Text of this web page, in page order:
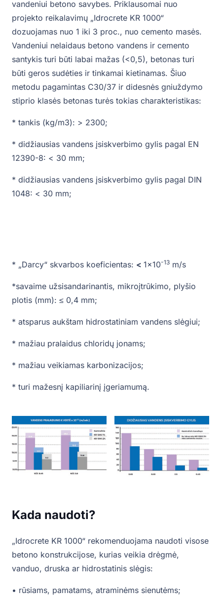
vandeniui betono savybes. Priklausomai nuo
projekto reikalavimų „Idrocrete KR 1000“
dozuojamas nuo 1 iki 3 proc., nuo cemento masės.
Vandeniui nelaidaus betono vandens ir cemento
santykis turi būti labai mažas (<0,5), betonas turi
būti geros sudėties ir tinkamai kietinamas. Šiuo
metodu pagamintas C30/37 ir didesnės gniuždymo
stiprio klasės betonas turės tokias charakteristikas:
* tankis (kg/m3): > 2300;
* didžiausias vandens įsiskverbimo gylis pagal EN
12390-8: < 30 mm;
* didžiausias vandens įsiskverbimo gylis pagal DIN
1048: < 30 mm;
* „Darcy“ skvarbos koeficientas: < 1×10-13 m/s
*savaime užsisandarinantis, mikroįtrūkimo, plyšio
plotis (mm): ≤ 0,4 mm;
* atsparus aukštam hidrostatiniam vandens slėgiui;
* mažiau pralaidus chloridų jonams;
* mažiau veikiamas karbonizacijos;
* turi mažesnį kapiliarinį įgeriamumą.
Kada naudoti?
„Idrocrete KR 1000“ rekomenduojama naudoti visose
betono konstrukcijose, kurias veikia drėgmė,
vanduo, druska ar hidrostatinis slėgis:
• rūsiams, pamatams, atraminėms sienutėms;